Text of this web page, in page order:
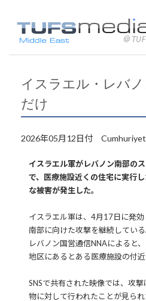
イスラエル・レバ
だけ
2026年05月12日付
イスラエル軍がレバノン南部の
で、医療施設近くの住宅に実行
な被害が発生した。
イスラエル軍は、4月17日に発
南部に向けた攻撃を継続している
レバノン国営通信NNAによると
地区にあるとある医療施設の付
SNSで共有された映像では、攻
物に対して行われたことが見られ